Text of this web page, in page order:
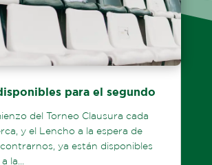
para el segundo
del Torneo Clausura cada
y el Lencho a la espera de
ya están disponibles
la...